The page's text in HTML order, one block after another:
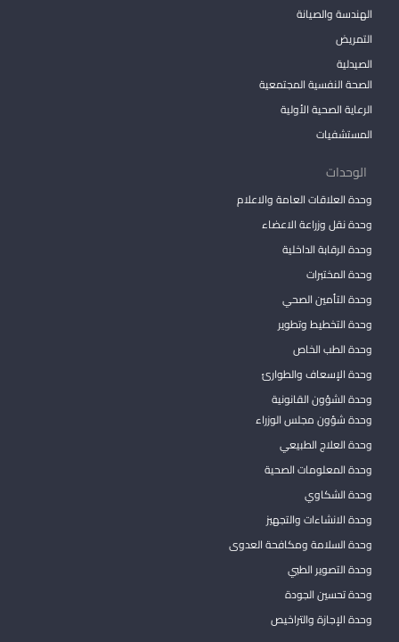
الهندسة والصيانة
التمريض
الصيدلية
الصحة النفسية المجتمعية
الرعاية الصحية الأولية
المستشفيات
الوحدات
وحدة العلاقات العامة والاعلام
وحدة نقل وزراعة الاعضاء
وحدة الرقابة الداخلية
وحدة المختبرات
وحدة التأمين الصحي
وحدة التخطيط وتطوير
وحدة الطب الخاص
وحدة الإسعاف والطوارئ
وحدة الشؤون القانونية
وحدة شؤون مجلس الوزراء
وحدة العلاج الطبيعي
وحدة المعلومات الصحية
وحدة الشكاوي
وحدة الانشاءات والتجهيز
وحدة السلامة ومكافحة العدوى
وحدة التصوير الطبي
وحدة تحسين الجودة
وحدة الإجازة والتراخيص